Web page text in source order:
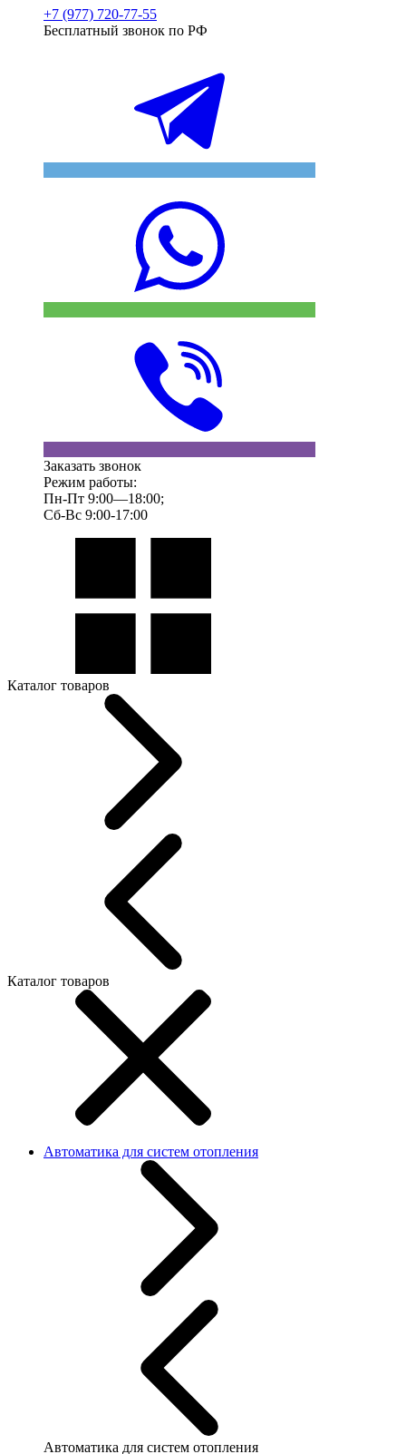
+7 (977) 720-77-55
Бесплатный звонок по РФ
Заказать звонок
Режим работы:
Пн-Пт 9:00—18:00;
Сб-Вс 9:00-17:00
Каталог товаров
Каталог товаров
Автоматика для систем отопления
Автоматика для систем отопления